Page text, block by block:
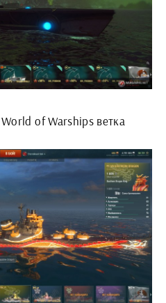
of Warships ветка